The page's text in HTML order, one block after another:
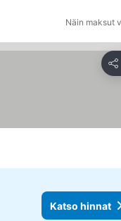
Näin maksut
Jaa
Katso hinnat